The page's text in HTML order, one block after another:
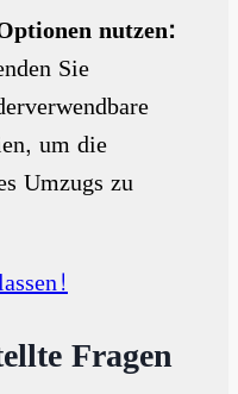
nutzen:
Sie
um die
Umzugs zu
Fragen